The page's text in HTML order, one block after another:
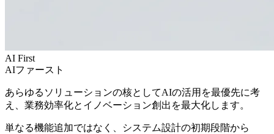
AI First
AIファースト
あらゆるソリューションの核としてAIの活用を最優先に考
え、業務効率化とイノベーション創出を最大化します。
単なる機能追加ではなく、システム設計の初期段階から